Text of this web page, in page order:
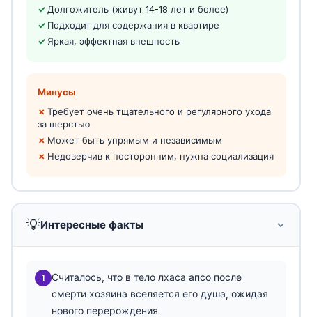
Долгожитель (живут 14-18 лет и более)
Подходит для содержания в квартире
Яркая, эффектная внешность
Минусы
Требует очень тщательного и регулярного ухода
за шерстью
Может быть упрямым и независимым
Недоверчив к посторонним, нужна социализация
💡Интересные факты
1
Считалось, что в тело лхаса апсо после
смерти хозяина вселяется его душа, ожидая
нового перерождения.